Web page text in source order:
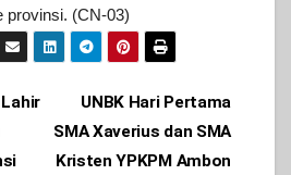
provinsi. (CN-03)
UNBK Hari Pertama
SMA Xaverius dan SMA
Kristen YPKPM Ambon